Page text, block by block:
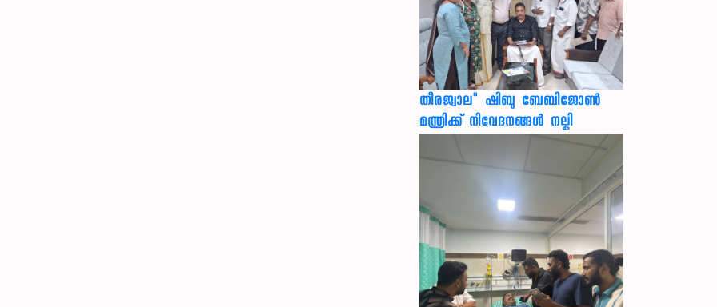
തീരജ്വാല" ഷിബു ബേബിജോൺ
മന്ത്രിക്ക് നിവേദനങ്ങള്‍ നല്കി